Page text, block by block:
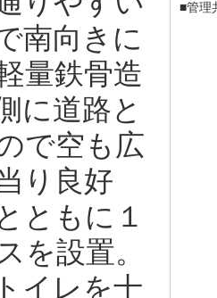
南向きに
量鉄骨造
に道路と
で空も広
り良好
ともに１
を設置。
イレを十
■管理